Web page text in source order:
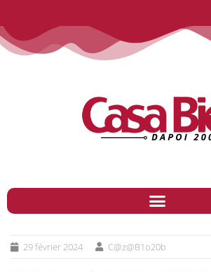
29 février 2024 C@z@B1o20b